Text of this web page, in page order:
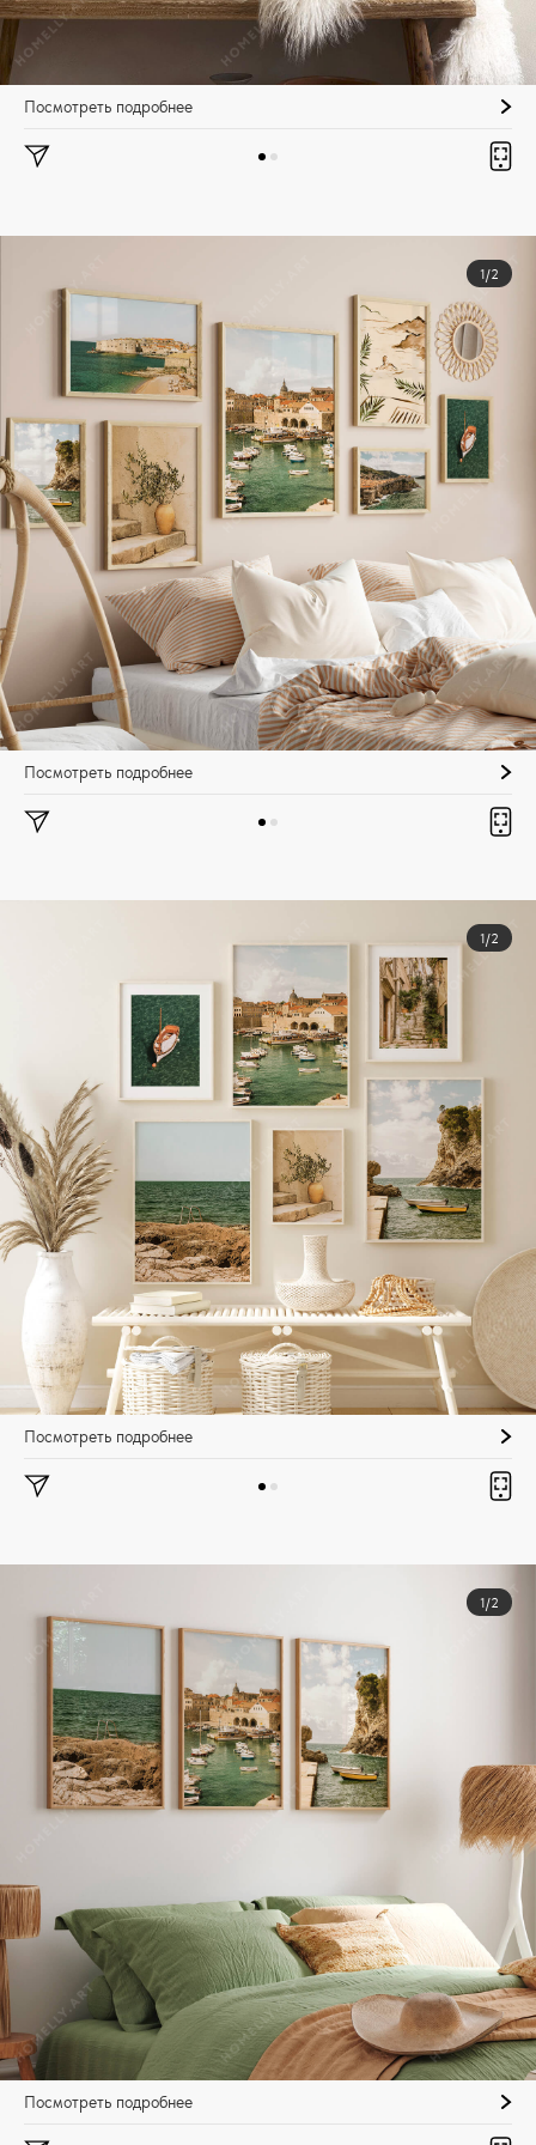
Посмотреть подробнее
1/2
Посмотреть подробнее
1/2
Посмотреть подробнее
1/2
Посмотреть подробнее